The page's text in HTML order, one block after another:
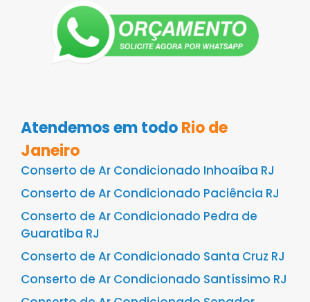
Atendemos em todoRio de
Janeiro
Conserto de Ar Condicionado Inhoaíba RJ
Conserto de Ar Condicionado Paciência RJ
Conserto de Ar Condicionado Pedra de
Guaratiba RJ
Conserto de Ar Condicionado Santa Cruz RJ
Conserto de Ar Condicionado Santíssimo RJ